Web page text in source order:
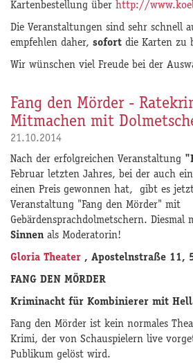
Kartenbestellung über http://
Die Veranstaltungen sind sehr schnell
empfehlen daher, sofort die Karten zu
Wir wünschen viel Freude bei der
Fang den Mörder -
Mitmachen mit
21.10.2014
Nach der erfolgreichen Veranstaltung
Februar letzten Jahres, bei der auch
einen Preis gewonnen hat, gibt es
Veranstaltung "Fang den Mörder" mit
Gebärdensprachdolmetschern. Diesmal
Sinnen als Moderatorin!
Gloria Theater , Apostelnstraße 11,
FANG DEN MÖRDER
Kriminacht für Kombinierer mit
Fang den Mörder ist kein normales
Krimi, der von Schauspielern live
Publikum gelöst wird.